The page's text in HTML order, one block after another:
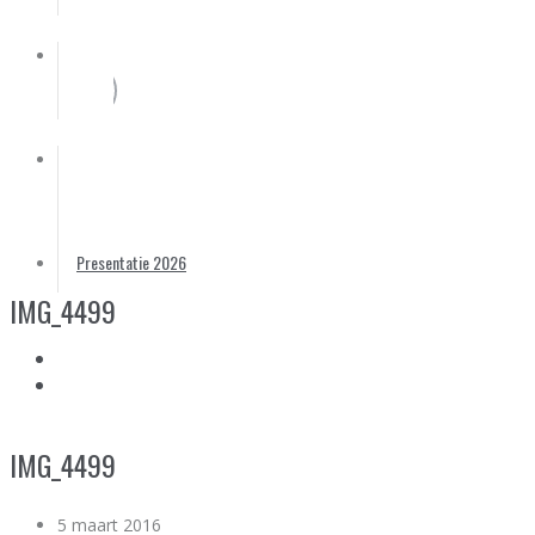
Presentatie 2026
IMG_4499
IMG_4499
5 maart 2016